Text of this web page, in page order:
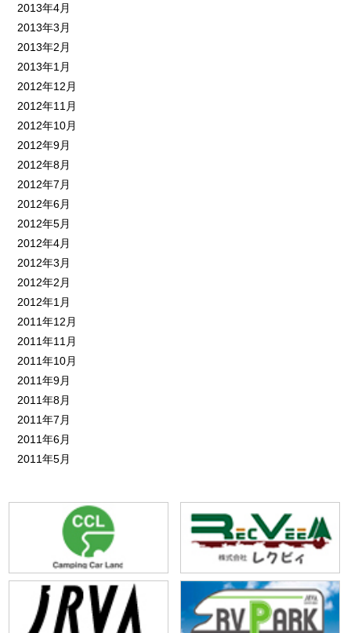
2013年4月
2013年3月
2013年2月
2013年1月
2012年12月
2012年11月
2012年10月
2012年9月
2012年8月
2012年7月
2012年6月
2012年5月
2012年4月
2012年3月
2012年2月
2012年1月
2011年12月
2011年11月
2011年10月
2011年9月
2011年8月
2011年7月
2011年6月
2011年5月